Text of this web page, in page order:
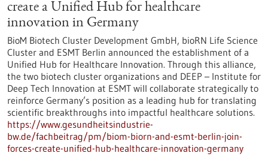
create a Unified Hub for healthcare
innovation in Germany
BioM Biotech Cluster Development GmbH, bioRN Life Science
Cluster and ESMT Berlin announced the establishment of a
Unified Hub for Healthcare Innovation. Through this alliance,
the two biotech cluster organizations and DEEP – Institute for
Deep Tech Innovation at ESMT will collaborate strategically to
reinforce Germany’s position as a leading hub for translating
scientific breakthroughs into impactful healthcare solutions.
https://www.gesundheitsindustrie-
bw.de/fachbeitrag/pm/biom-biorn-and-esmt-berlin-join-
forces-create-unified-hub-healthcare-innovation-germany